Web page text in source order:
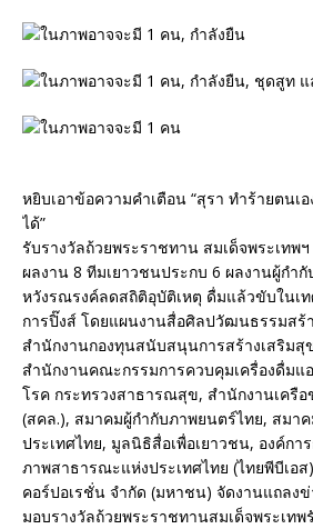
หยิบเอาข้อความคำเตือน “สุรา ทำร้ายตนเ
ได้”
รับรางวัลถ้วยพระราชทาน สมเด็จพระเทพ
ผลงาน 8 ทีมเยาวชนประกบ 6 ผลงานผู้กำ
หวังรณรงค์ลดสถิติอุบัติเหตุ ดื่มแล้วขับในเ
การปิ๊งส์ โดยแผนงานสื่อศิลปวัฒนธรรมสร้
สำนักงานกองทุนสนับสนุนการสร้างเสริมสุ
สำนักงานคณะกรรมการควบคุมเครื่องดื่มแ
โรค กระทรวงสาธารณสุข, สำนักงานเครือ
(สคล.), สมาคมผู้กำกับภาพยนตร์ไทย, สมา
ประเทศไทย, มูลนิธิสื่อเพื่อเยาวชน, องค์กา
ภาพสาธารณะแห่งประเทศไทย (ไทยพีบีเอส
คอร์ปอเรชั่น จำกัด (มหาชน) จัดงานแถลง
มอบรางวัลถ้วยพระราชทานสมเด็จพระเท